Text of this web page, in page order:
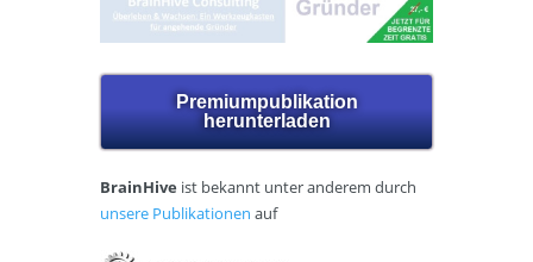
Premiumpublikation
herunterladen
BrainHive ist bekannt unter anderem durch
unsere Publikationen auf